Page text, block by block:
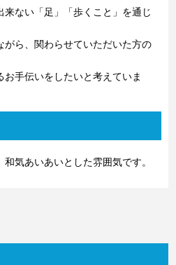
ない「足」「歩くこと」を通じ
がら、関わらせていただいた方の
手伝いをしたいと考えていま
気あいあいとした雰囲気です。